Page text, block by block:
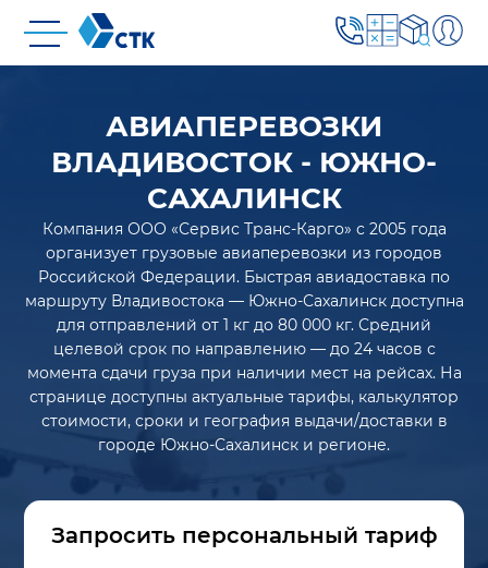
АВИАПЕРЕВОЗКИ
ВЛАДИВОСТОК - ЮЖНО-
САХАЛИНСК
Компания ООО «Сервис Транс-Карго» с 2005 года
организует грузовые авиаперевозки из городов
Российской Федерации. Быстрая авиадоставка по
маршруту Владивостока — Южно-Сахалинск доступна
для отправлений от 1 кг до 80 000 кг. Средний
целевой срок по направлению — до 24 часов с
момента сдачи груза при наличии мест на рейсах. На
странице доступны актуальные тарифы, калькулятор
стоимости, сроки и география выдачи/доставки в
городе Южно-Сахалинск и регионе.
Запросить персональный тариф